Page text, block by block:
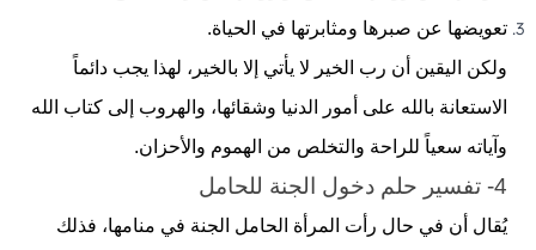
تعويضها عن صبرها ومثابرتها في الحياة.
ولكن اليقين أن رب الخير لا يأتي إلا بالخير، لهذا يجب دائماً
الاستعانة بالله على أمور الدنيا وشقائها، والهروب إلى كتاب الله
وآياته سعياً للراحة والتخلص من الهموم والأحزان.
4- تفسير حلم دخول الجنة للحامل
يُقال أن في حال رأت المرأة الحامل الجنة في منامها، فذلك